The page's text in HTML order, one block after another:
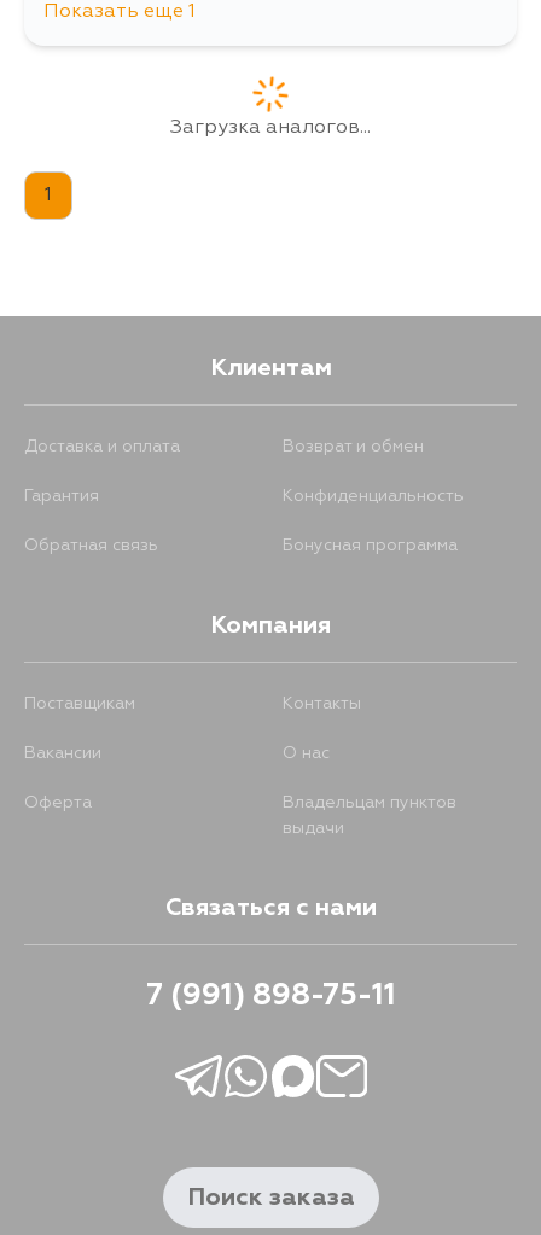
Показать еще 1
Загрузка аналогов...
1
Клиентам
Доставка и оплата Возврат и обмен
Гарантия Конфиденциальность
Обратная связь Бонусная программа
Компания
Поставщикам Контакты
Вакансии О нас
Оферта
Владельцам пунктов
выдачи
Связаться с нами
7 (991) 898-75-11
Поиск заказа